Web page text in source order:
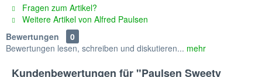
Fragen zum Artikel?
Weitere Artikel von Alfred Paulsen
Bewertungen
0
Bewertungen lesen, schreiben und diskutieren... mehr
Kundenbewertungen für "Paulsen Sweety